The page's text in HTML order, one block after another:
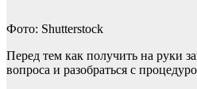
Фото: Shutterstock
Перед тем как получить на руки
вопроса и разобраться с